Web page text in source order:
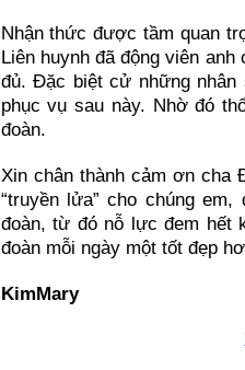
Nhận thức được tầm quan
Liên huynh đã động viên
đủ. Đặc biệt cử những
phục vụ sau này. Nhờ đó
đoàn.
Xin chân thành cảm ơn cha
“truyền lửa” cho chúng
đoàn, từ đó nỗ lực đem hết
đoàn mỗi ngày một tốt đẹp
KimMary